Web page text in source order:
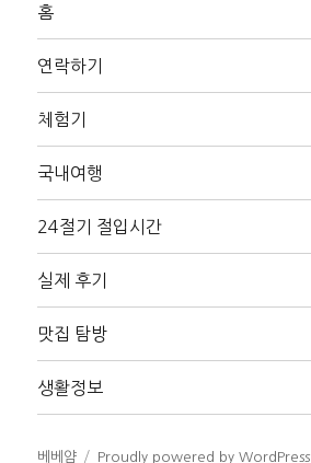
홈
연락하기
체험기
국내여행
24절기 절입시간
실제 후기
맛집 탐방
생활정보
베베얌 Proudly powered by WordPress